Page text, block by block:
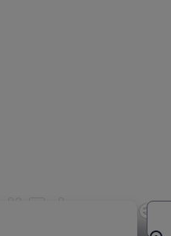
Talamone